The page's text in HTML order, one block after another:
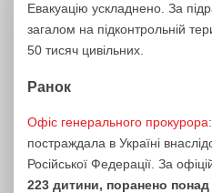
Евакуацію ускладнено. За
загалом на підконтрольній
50 тисяч цивільних.
Ранок
Офіс генерального прокурора
постраждала в Україні
Російської Федерації. За
223 дитини, поранено понад